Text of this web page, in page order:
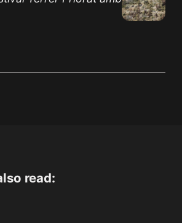
read: